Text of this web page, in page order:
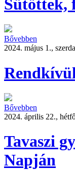
Sütöttek,
Bővebben
2024. május 1., szerda
Bővebben
2024. április 22.,
Tavaszi
Napján